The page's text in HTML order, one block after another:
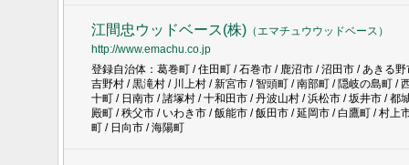
江間忠ウッドベース(株)（エマチュウウッドベース ）
http://www.emachu.co.jp
登録自治体：葛巻町 / 住田町 / 石巻市 / 鹿沼市 / 沼田市 / あきる
吉野村 / 黒滝村 / 川上村 / 新宮市 / 智頭町 / 南部町 / 隠岐の島町 /
十町 / 日南市 / 諸塚村 / 十和田市 / 丹波山村 / 浜松市 / 坂井市 /
殿町 / 秩父市 / いわき市 / 飯能市 / 飯田市 / 延岡市 / 白鷹町 / 村
町 / 日向市 / 海陽町